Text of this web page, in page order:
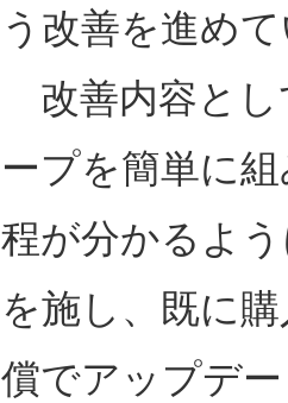
う改善を進め
改善内容とし
ープを簡単に
程が分かるよ
を施し、既に
償でアップデ